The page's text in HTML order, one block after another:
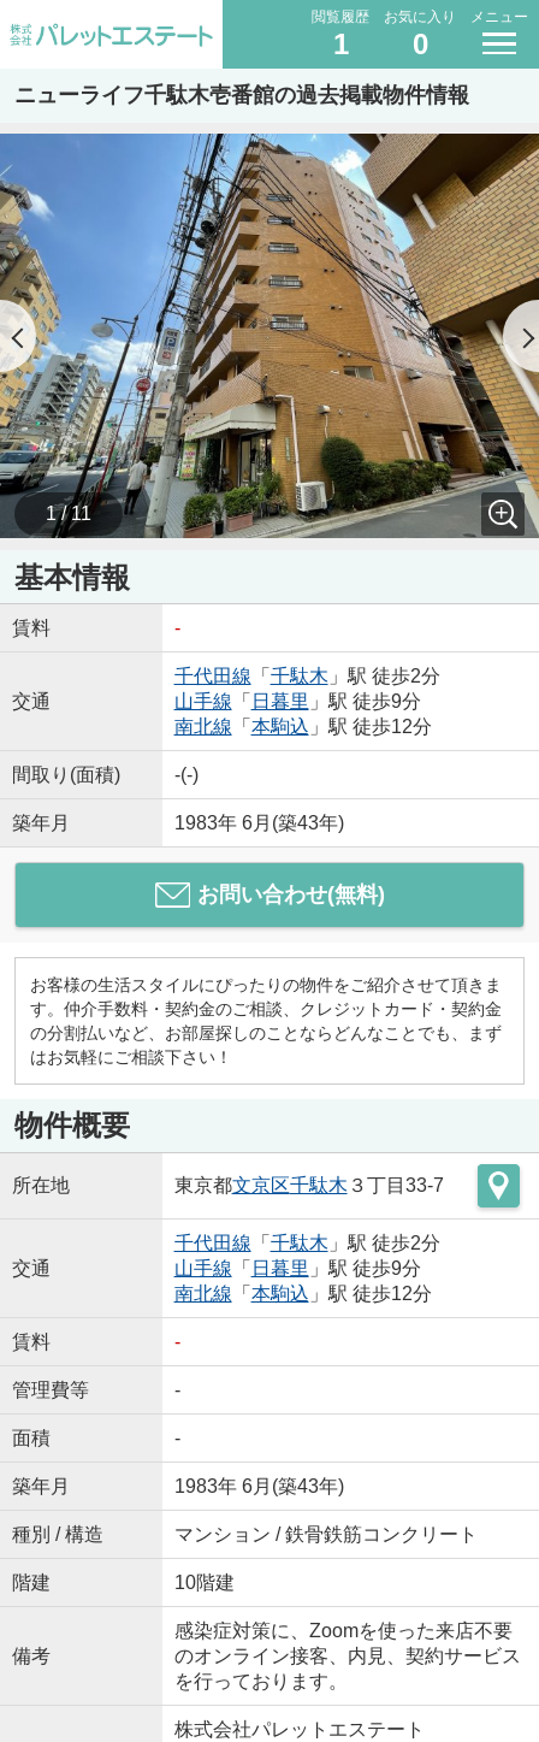
閲覧履歴
1
お気に入り
0
メニュー
ニューライフ千駄木壱番館の過去掲載物件情報
1 / 11
基本情報
賃料 -
交通
千代田線 「 千駄木 」駅 徒歩2分
山手線 「 日暮里 」駅 徒歩9分
南北線 「 本駒込 」駅 徒歩12分
間取り(面積) -(-)
築年月 1983年 6月(築43年)
お問い合わせ(無料)
お客様の生活スタイルにぴったりの物件をご紹介させて頂きま
す。仲介手数料・契約金のご相談、クレジットカード・契約金
の分割払いなど、お部屋探しのことならどんなことでも、まず
はお気軽にご相談下さい！
物件概要
所在地 東京都文京区千駄木 ３丁目33-7
交通
千代田線 「 千駄木 」駅 徒歩2分
山手線 「 日暮里 」駅 徒歩9分
南北線 「 本駒込 」駅 徒歩12分
賃料 -
管理費等 -
面積 -
築年月 1983年 6月(築43年)
種別 / 構造 マンション / 鉄骨鉄筋コンクリート
階建 10階建
備考
感染症対策に、Zoomを使った来店不要
のオンライン接客、内見、契約サービス
を行っております。
株式会社パレットエステート